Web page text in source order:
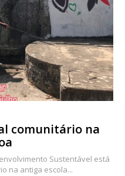
para
comunitário na
Sustentável está
na antiga escola...